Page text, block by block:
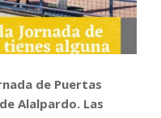
de Puertas
Alalpardo. Las